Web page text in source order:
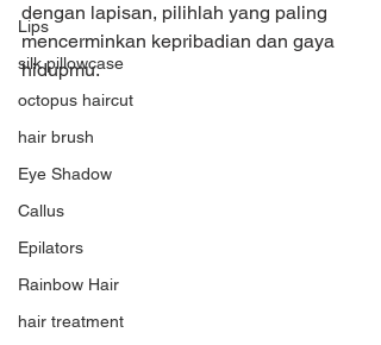
Lips
silk pillowcase
octopus haircut
hair brush
Eye Shadow
Callus
Epilators
Rainbow Hair
hair treatment
dengan lapisan, pilihlah yang paling
mencerminkan kepribadian dan gaya
hidupmu.